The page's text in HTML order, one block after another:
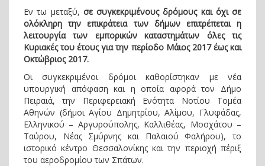
Εν τω μεταξύ, σε συγκεκριμένους δρόμους και όχι σε
ολόκληρη την επικράτεια των δήμων επιτρέπεται η
λειτουργία των εμπορικών καταστημάτων όλες τις
Κυριακές του έτους για την περίοδο Μάιος 2017 έως και
Οκτώβριος 2017.
Οι συγκεκριμένοι δρόμοι καθορίστηκαν με νέα
υπουργική απόφαση και η οποία αφορά τον Δήμο
Πειραιά, την Περιφερειακή Ενότητα Νοτίου Τομέα
Αθηνών (δήμοι Αγίου Δημητρίου, Αλίμου, Γλυφάδας,
Ελληνικού – Αργυρούπολης, Καλλιθέας, Μοσχάτου –
Ταύρου, Νέας Σμύρνης και Παλαιού Φαλήρου), το
ιστορικό κέντρο Θεσσαλονίκης και την περιοχή πέριξ
του αεροδρομίου των Σπάτων.